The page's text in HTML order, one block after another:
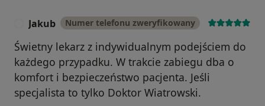
Jakub Numer telefonu zweryfikowany
Świetny lekarz z indywidualnym podejściem do
każdego przypadku. W trakcie zabiegu dba o
komfort i bezpieczeństwo pacjenta. Jeśli
specjalista to tylko Doktor Wiatrowski.